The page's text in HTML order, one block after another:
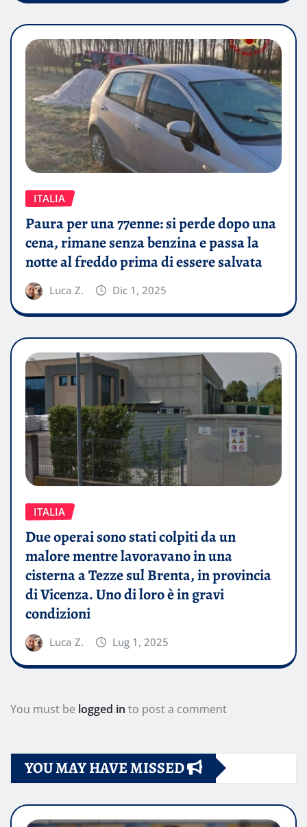
ITALIA
Paura per una 77enne: si perde dopo una
cena, rimane senza benzina e passa la
notte al freddo prima di essere salvata
Luca Z. Dic 1, 2025
ITALIA
Due operai sono stati colpiti da un
malore mentre lavoravano in una
cisterna a Tezze sul Brenta, in provincia
di Vicenza. Uno di loro è in gravi
condizioni
Luca Z. Lug 1, 2025
You must be logged in to post a comment
YOU MAY HAVE MISSED